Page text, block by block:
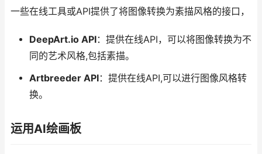
一些在线工具或API提供了将图像转换为素描风格的接口，
DeepArt.io API：提供在线API，可以将图像转换为不
同的艺术风格,包括素描。
Artbreeder API：提供在线API,可以进行图像风格转
换。
运用AI绘画板